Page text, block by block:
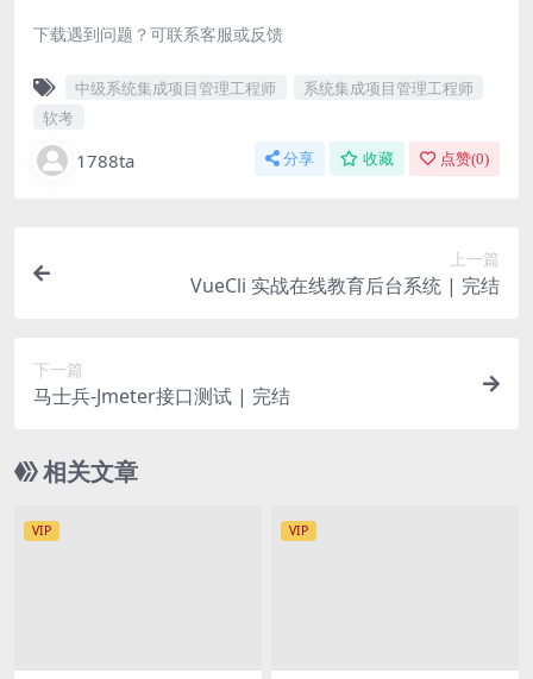
下载遇到问题？可联系客服或反馈
中级系统集成项目管理工程师
系统集成项目管理工程师
软考
1788ta 分享 收藏 点赞(0)
上一篇
VueCli 实战在线教育后台系统 | 完结
下一篇
马士兵-Jmeter接口测试 | 完结
相关文章
VIP VIP